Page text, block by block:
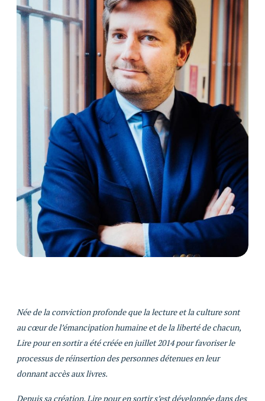
Née de la conviction profonde que la lecture et la culture sont
au cœur de l’émancipation humaine et de la liberté de chacun,
Lire pour en sortir a été créée en juillet 2014 pour favoriser le
processus de réinsertion des personnes détenues en leur
donnant accès aux livres.
Depuis sa création, Lire pour en sortir s’est développée dans des